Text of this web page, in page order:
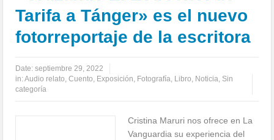
Tarifa a Tánger» es el nuevo
fotorreportaje de la escritora
Date:septiembre 29, 2022
in:Audio relato,Cuento, Exposición, Fotografía, Libro, Noticia, Sin
categoría
Cristina Maruri nos ofrece en La
Vanguardia su experiencia del